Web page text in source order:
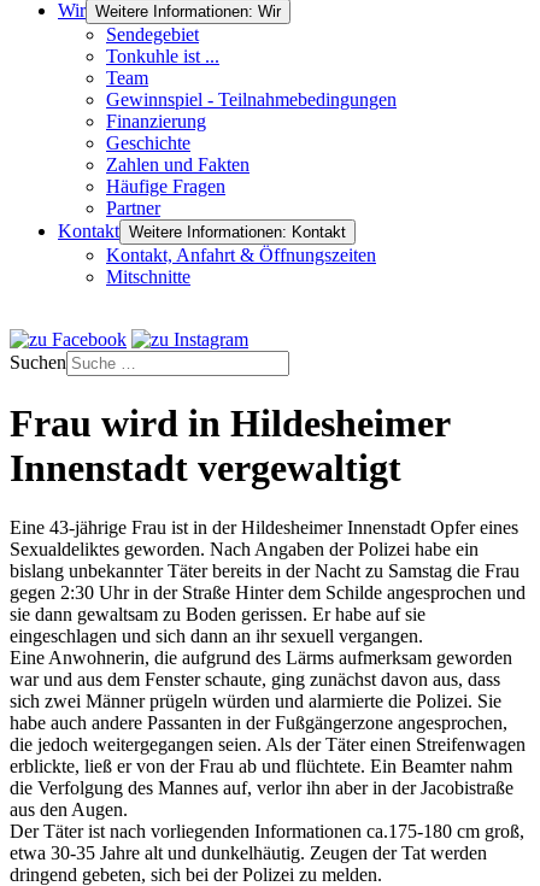
Wir Weitere Informationen: Wir
Sendegebiet
Tonkuhle ist ...
Team
Gewinnspiel - Teilnahmebedingungen
Finanzierung
Geschichte
Zahlen und Fakten
Häufige Fragen
Partner
Kontakt Weitere Informationen: Kontakt
Kontakt, Anfahrt & Öffnungszeiten
Mitschnitte
Suchen
Frau wird in Hildesheimer
Innenstadt vergewaltigt
Eine 43-jährige Frau ist in der Hildesheimer Innenstadt Opfer eines
Sexualdeliktes geworden. Nach Angaben der Polizei habe ein
bislang unbekannter Täter bereits in der Nacht zu Samstag die Frau
gegen 2:30 Uhr in der Straße Hinter dem Schilde angesprochen und
sie dann gewaltsam zu Boden gerissen. Er habe auf sie
eingeschlagen und sich dann an ihr sexuell vergangen.
Eine Anwohnerin, die aufgrund des Lärms aufmerksam geworden
war und aus dem Fenster schaute, ging zunächst davon aus, dass
sich zwei Männer prügeln würden und alarmierte die Polizei. Sie
habe auch andere Passanten in der Fußgängerzone angesprochen,
die jedoch weitergegangen seien. Als der Täter einen Streifenwagen
erblickte, ließ er von der Frau ab und flüchtete. Ein Beamter nahm
die Verfolgung des Mannes auf, verlor ihn aber in der Jacobistraße
aus den Augen.
Der Täter ist nach vorliegenden Informationen ca.175-180 cm groß,
etwa 30-35 Jahre alt und dunkelhäutig. Zeugen der Tat werden
dringend gebeten, sich bei der Polizei zu melden.